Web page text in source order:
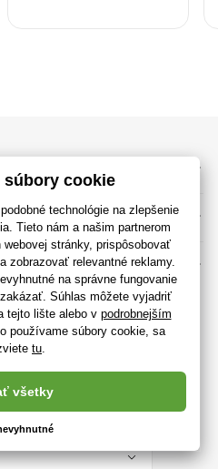
Zvyčajne odpovedáme do 8 hodín
info@rajhraciek.sk